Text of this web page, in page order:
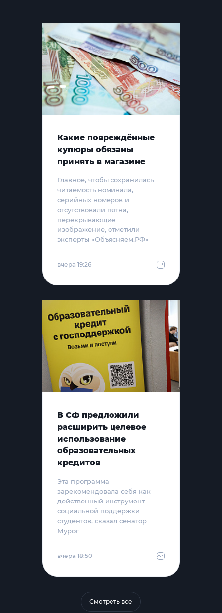
Какие повреждённые
купюры обязаны
принять в магазине
Главное, чтобы сохранилась
читаемость номинала,
серийных номеров и
отсутствовали пятна,
перекрывающие
изображение, отметили
эксперты «Объясняем.РФ»
вчера 19:26
В СФ предложили
расширить целевое
использование
образовательных
кредитов
Эта программа
зарекомендовала себя как
действенный инструмент
социальной поддержки
студентов, сказал сенатор
Мурог
вчера 18:50
Смотреть все